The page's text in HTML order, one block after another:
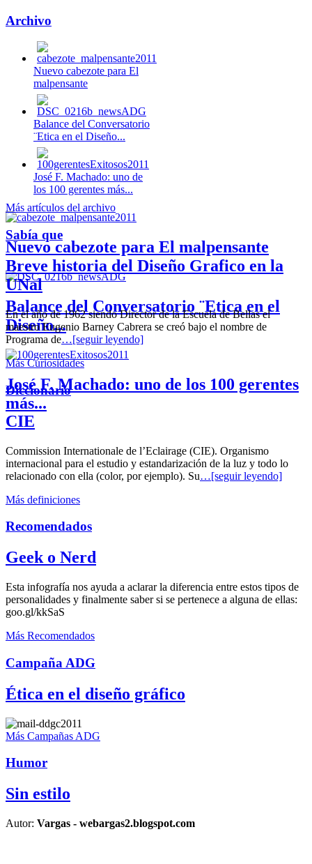
Archivo
Nuevo cabezote para El
malpensante
Balance del Conversatorio
¨Etica en el Diseño...
José F. Machado: uno de
los 100 gerentes más...
Nuevo cabezote para El malpensante
Balance del Conversatorio ¨Etica en el
Diseño...
José F. Machado: uno de los 100 gerentes
más...
Más artículos del archivo
Sabía que
Breve historia del Diseño Grafico en la
UNal
En el año de 1962 siendo Director de la Escuela de Bellas el
maestro Eugenio Barney Cabrera se creó bajo el nombre de
Programa de…[seguir leyendo]
Más Curiosidades
Diccionario
CIE
Commission Internationale de l’Eclairage (CIE). Organismo
internacional para el estudio y estandarización de la luz y todo lo
relacionado con ella (color, por ejemplo). Su…[seguir leyendo]
Más definiciones
Recomendados
Geek o Nerd
Esta infografía nos ayuda a aclarar la diferencia entre estos tipos de
personalidades y finalmente saber si se pertenece a alguna de ellas:
goo.gl/kkSaS
Más Recomendados
Campaña ADG
Ética en el diseño gráfico
Más Campañas ADG
Humor
Sin estilo
Autor: Vargas - webargas2.blogspot.com